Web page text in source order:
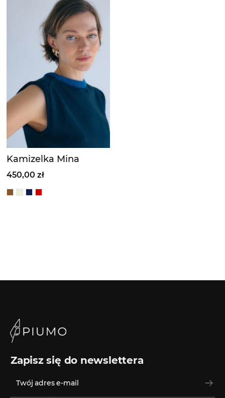
Kamizelka Mina
450,00 zł
Zapisz się do newslettera